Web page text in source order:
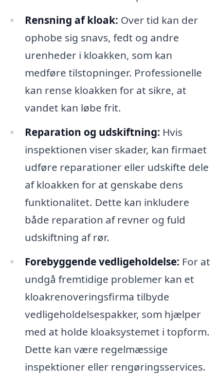
Rensning af kloak: Over tid kan der
ophobe sig snavs, fedt og andre
urenheder i kloakken, som kan
medføre tilstopninger. Professionelle
kan rense kloakken for at sikre, at
vandet kan løbe frit.
Reparation og udskiftning: Hvis
inspektionen viser skader, kan firmaet
udføre reparationer eller udskifte dele
af kloakken for at genskabe dens
funktionalitet. Dette kan inkludere
både reparation af revner og fuld
udskiftning af rør.
Forebyggende vedligeholdelse: For at
undgå fremtidige problemer kan et
kloakrenoveringsfirma tilbyde
vedligeholdelsespakker, som hjælper
med at holde kloaksystemet i topform.
Dette kan være regelmæssige
inspektioner eller rengøringsservices.